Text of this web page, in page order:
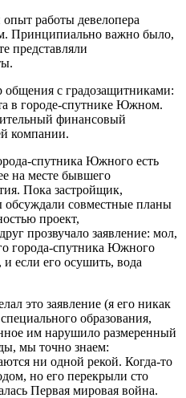
работы девелопера
Принципиально важно было,
представляли
общения с градозащитниками:
в городе-спутнике Южном.
финансовый
компании.
спутника Южного есть
на месте бывшего
Пока застройщик,
обсуждали совместные планы
проект,
прозвучало заявление: мол,
города-спутника Южного
если его осушить, вода
это заявление (я его никак
образования,
им нарушило размеренный
мы точно знаем:
ни одной рекой. Когда-то
но его перекрыли сто
Первая мировая война.